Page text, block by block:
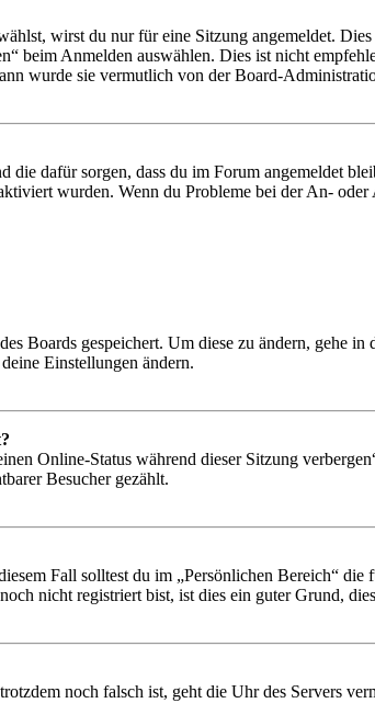
wirst du nur für eine Sitzung angemeldet.
beim Anmelden auswählen. Dies ist nicht
wurde sie vermutlich von der Board-
dafür sorgen, dass du im Forum angemeldet
wurden. Wenn du Probleme bei der An-
Boards gespeichert. Um diese zu ändern, gehe
Einstellungen ändern.
Online-Status während dieser Sitzung
Besucher gezählt.
Fall solltest du im „Persönlichen Bereich“
nicht registriert bist, ist dies ein guter Grund,
noch falsch ist, geht die Uhr des Servers